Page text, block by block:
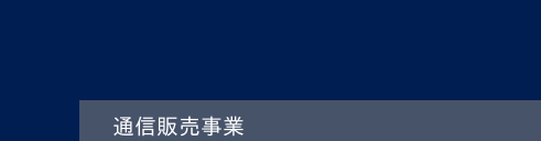
通信販売事業